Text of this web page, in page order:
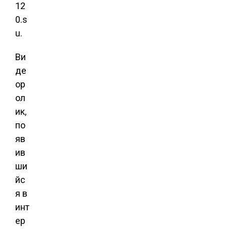
12
0.s
u.
Ви
де
ор
ол
ик,
по
яв
ив
ши
йс
я в
инт
ер